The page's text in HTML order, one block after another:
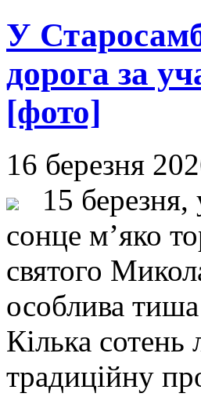
У
дорога за
[фото]
16 березня
15 березня,
сонце м’яко
святого
особлива
Кілька сотень
традиційну